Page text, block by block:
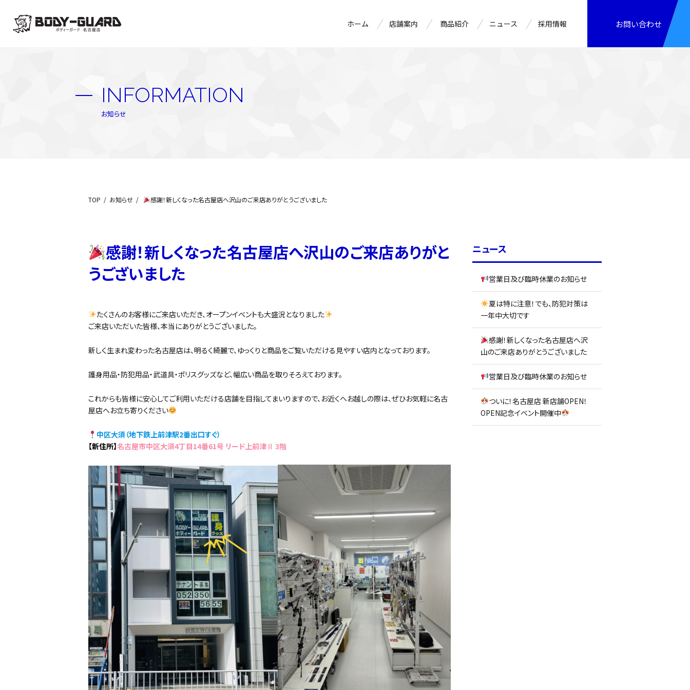
ホーム 店舗案内 商品紹介 ニュース 採用情報 お問い合わせ
INFORMATION
お知らせ
TOP お知らせ 感謝！新しくなった名古屋店へ沢山のご来店ありがとうございました
感謝！新しくなった名古屋店へ沢山のご来店ありがと
うございました
たくさんのお客様にご来店いただき、オープンイベントも大盛況となりました
ご来店いただいた皆様、本当にありがとうございました。
新しく生まれ変わった名古屋店は、明るく綺麗で、ゆっくりと商品をご覧いただける見やすい店内となっております。
護身用品・防犯用品・武道具・ポリスグッズなど、幅広い商品を取りそろえております。
これからも皆様に安心してご利用いただける店舗を目指してまいりますので、お近くへお越しの際は、ぜひお気軽に名古
屋店へお立ち寄りください
中区大須（地下鉄上前津駅2番出口すぐ）
【新住所】名古屋市中区大須4丁目14番61号 リード上前津Ⅱ 3階
ニュース
営業日及び臨時休業のお知らせ
夏は特に注意！でも、防犯対策は
一年中大切です
感謝！新しくなった名古屋店へ沢
山のご来店ありがとうございました
営業日及び臨時休業のお知らせ
ついに！名古屋店 新店舗OPEN！
OPEN記念イベント開催中